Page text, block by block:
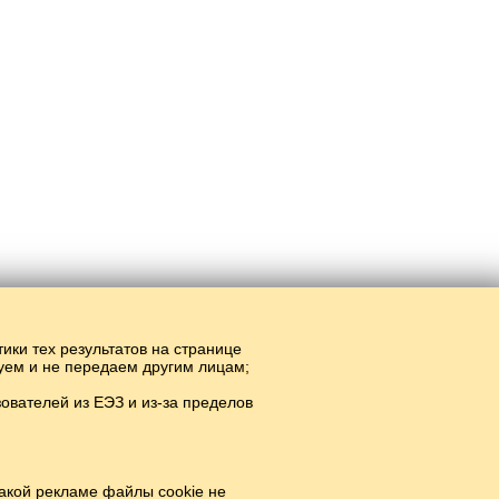
тех результатов на странице
и не передаем другим лицам;
из ЕЭЗ и из-за пределов
рекламе файлы cookie не